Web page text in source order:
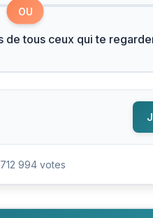
OU
de tous ceux qui te
712 994 votes